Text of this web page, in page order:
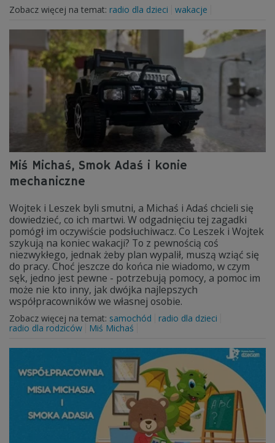
Zobacz więcej na temat: radio dla dzieci wakacje
Miś Michaś, Smok Adaś i konie
mechaniczne
Wojtek i Leszek byli smutni, a Michaś i Adaś chcieli się
dowiedzieć, co ich martwi. W odgadnięciu tej zagadki
pomógł im oczywiście podsłuchiwacz. Co Leszek i Wojtek
szykują na koniec wakacji? To z pewnością coś
niezwykłego, jednak żeby plan wypalił, muszą wziąć się
do pracy. Choć jeszcze do końca nie wiadomo, w czym
sęk, jedno jest pewne - potrzebują pomocy, a pomoc im
może nie kto inny, jak dwójka najlepszych
współpracowników we własnej osobie.
Zobacz więcej na temat: samochód
radio dla dzieci
radio dla rodziców
Miś Michaś